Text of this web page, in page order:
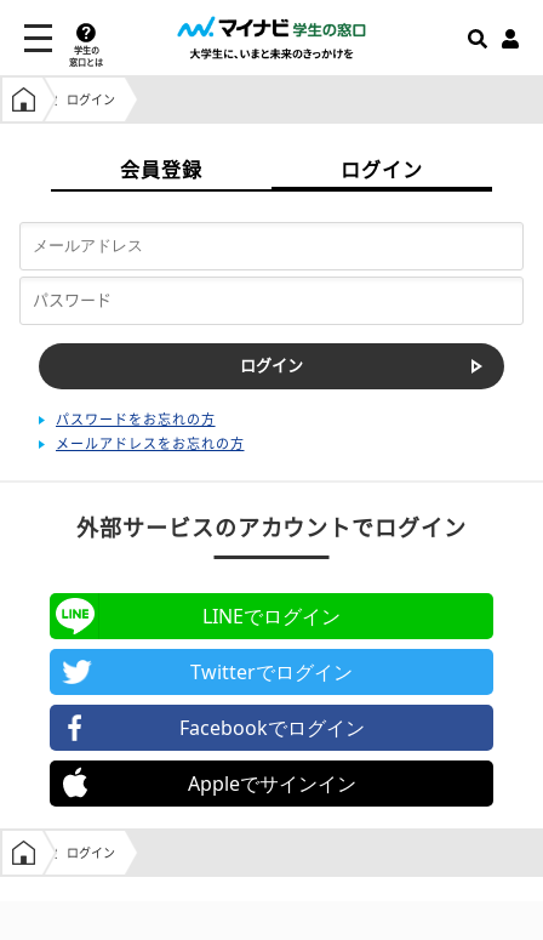
学生の
窓口とは
学生の窓口トップ
ログイン
会員登録 ログイン
パスワードをお忘れの方
メールアドレスをお忘れの方
外部サービスのアカウントでログイン
LINEでログイン
Twitterでログイン
Facebookでログイン
Appleでサインイン
学生の窓口トップ
ログイン